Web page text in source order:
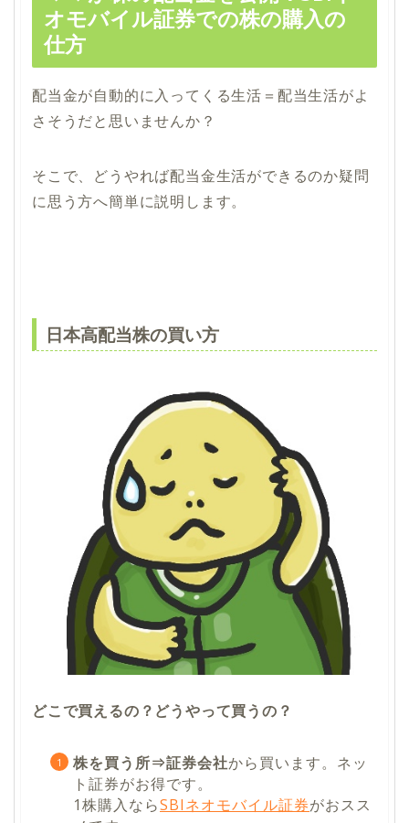
オモバイル証券での株の購入の
仕方
配当金が自動的に入ってくる生活＝配当生活がよ
さそうだと思いませんか？
そこで、どうやれば配当金生活ができるのか疑問
に思う方へ簡単に説明します。
日本高配当株の買い方
どこで買えるの？どうやって買うの？
株を買う所⇒証券会社から買います。ネッ
ト証券がお得です。
1株購入ならSBIネオモバイル証券がおスス